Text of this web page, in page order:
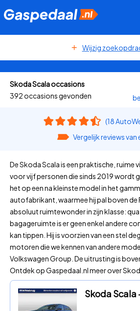
Wijzig
Skoda Scala occasions
392 occasions gevonden
(18
Vergelijk reviews van
De Skoda Scala is een praktische, ruime
voor vijf personen die sinds 2019 wordt
het op een na kleinste model in het
autofabrikant, waarmee hij pal boven de
absoluut ruimtewonder in zijn klasse:
bagageruimte is er geen enkel andere
kan tippen. Hij is voorzien van een stel
motoren die we kennen van andere
Volkswagen Group. De uitrusting is
Ontdek op Gaspedaal.nl meer over